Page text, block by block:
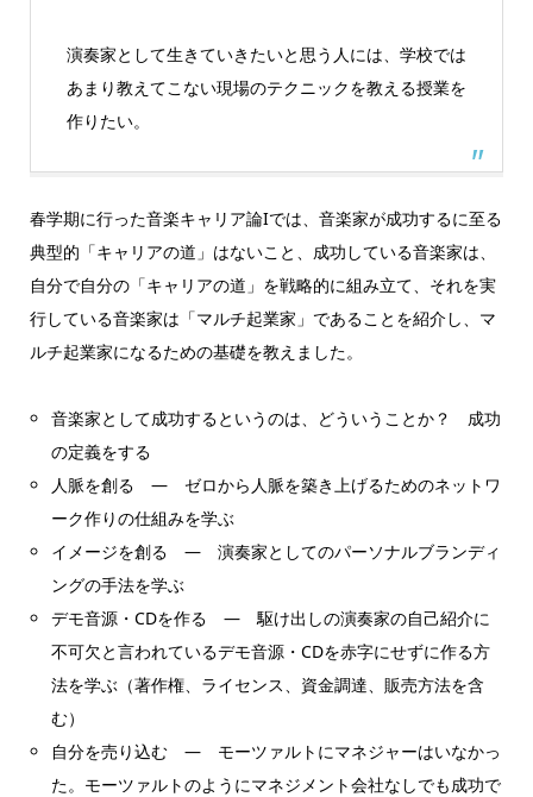
演奏家として生きていきたいと思う人には、学校では
あまり教えてこない現場のテクニックを教える授業を
作りたい。
春学期に行った音楽キャリア論Iでは、音楽家が成功するに至る
典型的「キャリアの道」はないこと、成功している音楽家は、
自分で自分の「キャリアの道」を戦略的に組み立て、それを実
行している音楽家は「マルチ起業家」であることを紹介し、マ
ルチ起業家になるための基礎を教えました。
音楽家として成功するというのは、どういうことか？ 成功
の定義をする
人脈を創る ― ゼロから人脈を築き上げるためのネットワ
ーク作りの仕組みを学ぶ
イメージを創る ― 演奏家としてのパーソナルブランディ
ングの手法を学ぶ
デモ音源・CDを作る ― 駆け出しの演奏家の自己紹介に
不可欠と言われているデモ音源・CDを赤字にせずに作る方
法を学ぶ（著作権、ライセンス、資金調達、販売方法を含
む）
自分を売り込む ― モーツァルトにマネジャーはいなかっ
た。モーツァルトのようにマネジメント会社なしでも成功で